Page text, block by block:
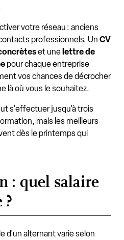
votre réseau : anciens
professionnels. Un CV
et une lettre de
pour chaque entreprise
vos chances de décrocher
là où vous le souhaitez.
s'effectuer jusqu'à trois
mais les meilleurs
dès le printemps qui
: quel salaire
d'un alternant varie selon